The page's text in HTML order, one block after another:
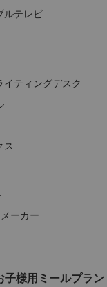
ルテレビ
イティングデスク
ス
ーカー
子様用ミールプラン